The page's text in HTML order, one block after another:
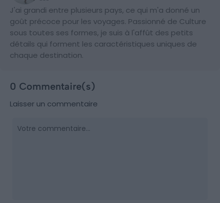
J'ai grandi entre plusieurs pays, ce qui m'a donné un
goût précoce pour les voyages. Passionné de Culture
sous toutes ses formes, je suis à l'affût des petits
détails qui forment les caractéristiques uniques de
chaque destination.
0 Commentaire(s)
Laisser un commentaire